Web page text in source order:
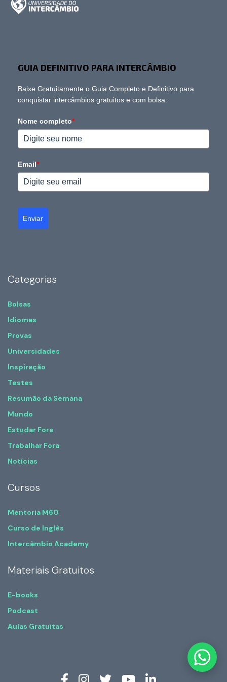
GUIA DEFINITIVO PARA INTERCÂMBIO
Baixe Gratuitamente o Guia Completo e Definitivo para
conquistar intercâmbios gratuitos e com bolsa.
Nome completo*
Email*
Enviar
Categorias
Bolsas
Idiomas
Provas
Universidades
Inspiração
Testes
Resumão da Semana
Mundo
Estudar Fora
Trabalhar Fora
Notícias
Cursos
Mentoria M60
Curso de Inglês
Intercâmbio Academy
Materiais Gratuitos
E-books
Podcast
Aulas Gratuitas